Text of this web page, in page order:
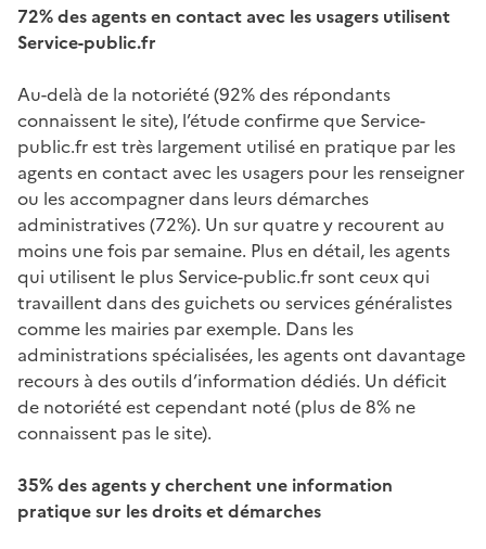
72% des agents en contact avec les usagers utilisent
Service-public.fr
Au-delà de la notoriété (92% des répondants
connaissent le site), l’étude confirme que Service-
public.fr est très largement utilisé en pratique par les
agents en contact avec les usagers pour les renseigner
ou les accompagner dans leurs démarches
administratives (72%). Un sur quatre y recourent au
moins une fois par semaine. Plus en détail, les agents
qui utilisent le plus Service-public.fr sont ceux qui
travaillent dans des guichets ou services généralistes
comme les mairies par exemple. Dans les
administrations spécialisées, les agents ont davantage
recours à des outils d’information dédiés. Un déficit
de notoriété est cependant noté (plus de 8% ne
connaissent pas le site).
35% des agents y cherchent une information
pratique sur les droits et démarches